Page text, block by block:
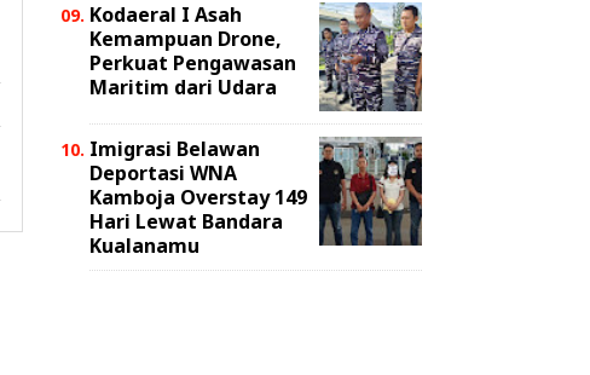
Kodaeral I Asah
Kemampuan Drone,
Perkuat Pengawasan
Maritim dari Udara
Imigrasi Belawan
Deportasi WNA
Kamboja Overstay 149
Hari Lewat Bandara
Kualanamu